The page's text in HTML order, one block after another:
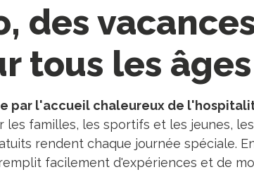
des
tous les âges
par l'accueil chaleureux de
les familles, les sportifs et les jeunes,
rendent chaque journée spéciale.
facilement d'expériences et de